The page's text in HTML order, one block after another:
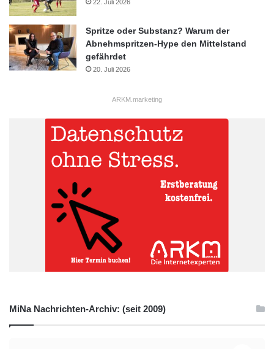
Grundlagenforschung Maßnahmenpaket
Österreich Partnerschaft
Wirtschaftspaket
22. Juli 2026
Spritze oder Substanz? Warum der
Abnehmspritzen-Hype den Mittelstand
gefährdet
20. Juli 2026
ARKM.marketing
MiNa Nachrichten-Archiv: (seit 2009)